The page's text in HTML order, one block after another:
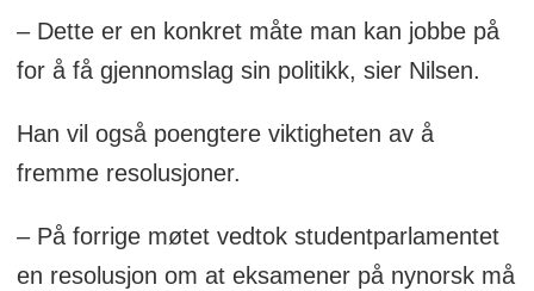
– Dette er en konkret måte man kan jobbe på
for å få gjennomslag sin politikk, sier Nilsen.
Han vil også poengtere viktigheten av å
fremme resolusjoner.
– På forrige møtet vedtok studentparlamentet
en resolusjon om at eksamener på nynorsk må